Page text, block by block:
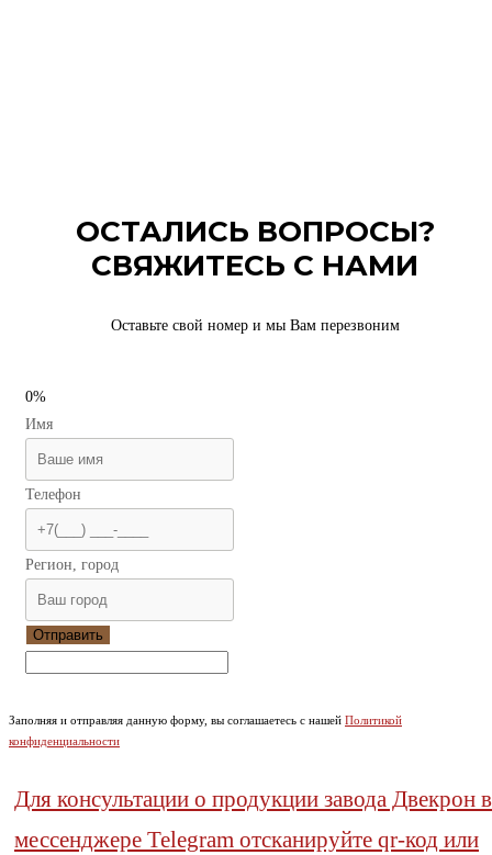
ОСТАЛИСЬ ВОПРОСЫ?
СВЯЖИТЕСЬ С НАМИ
Оставьте свой номер и мы Вам перезвоним
0%
Имя
Телефон
Регион, город
Отправить
Заполняя и отправляя данную форму, вы соглашаетесь с нашей Политикой
конфиденциальности
Для консультации о продукции завода Двекрон в
мессенджере Telegram отсканируйте qr-код или